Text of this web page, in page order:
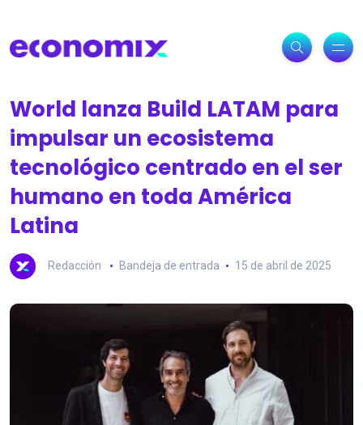
World lanza Build LATAM para
impulsar un ecosistema
tecnológico centrado en el ser
humano en toda América
Latina
Redacción Bandeja de entrada 15 de abril de 2025